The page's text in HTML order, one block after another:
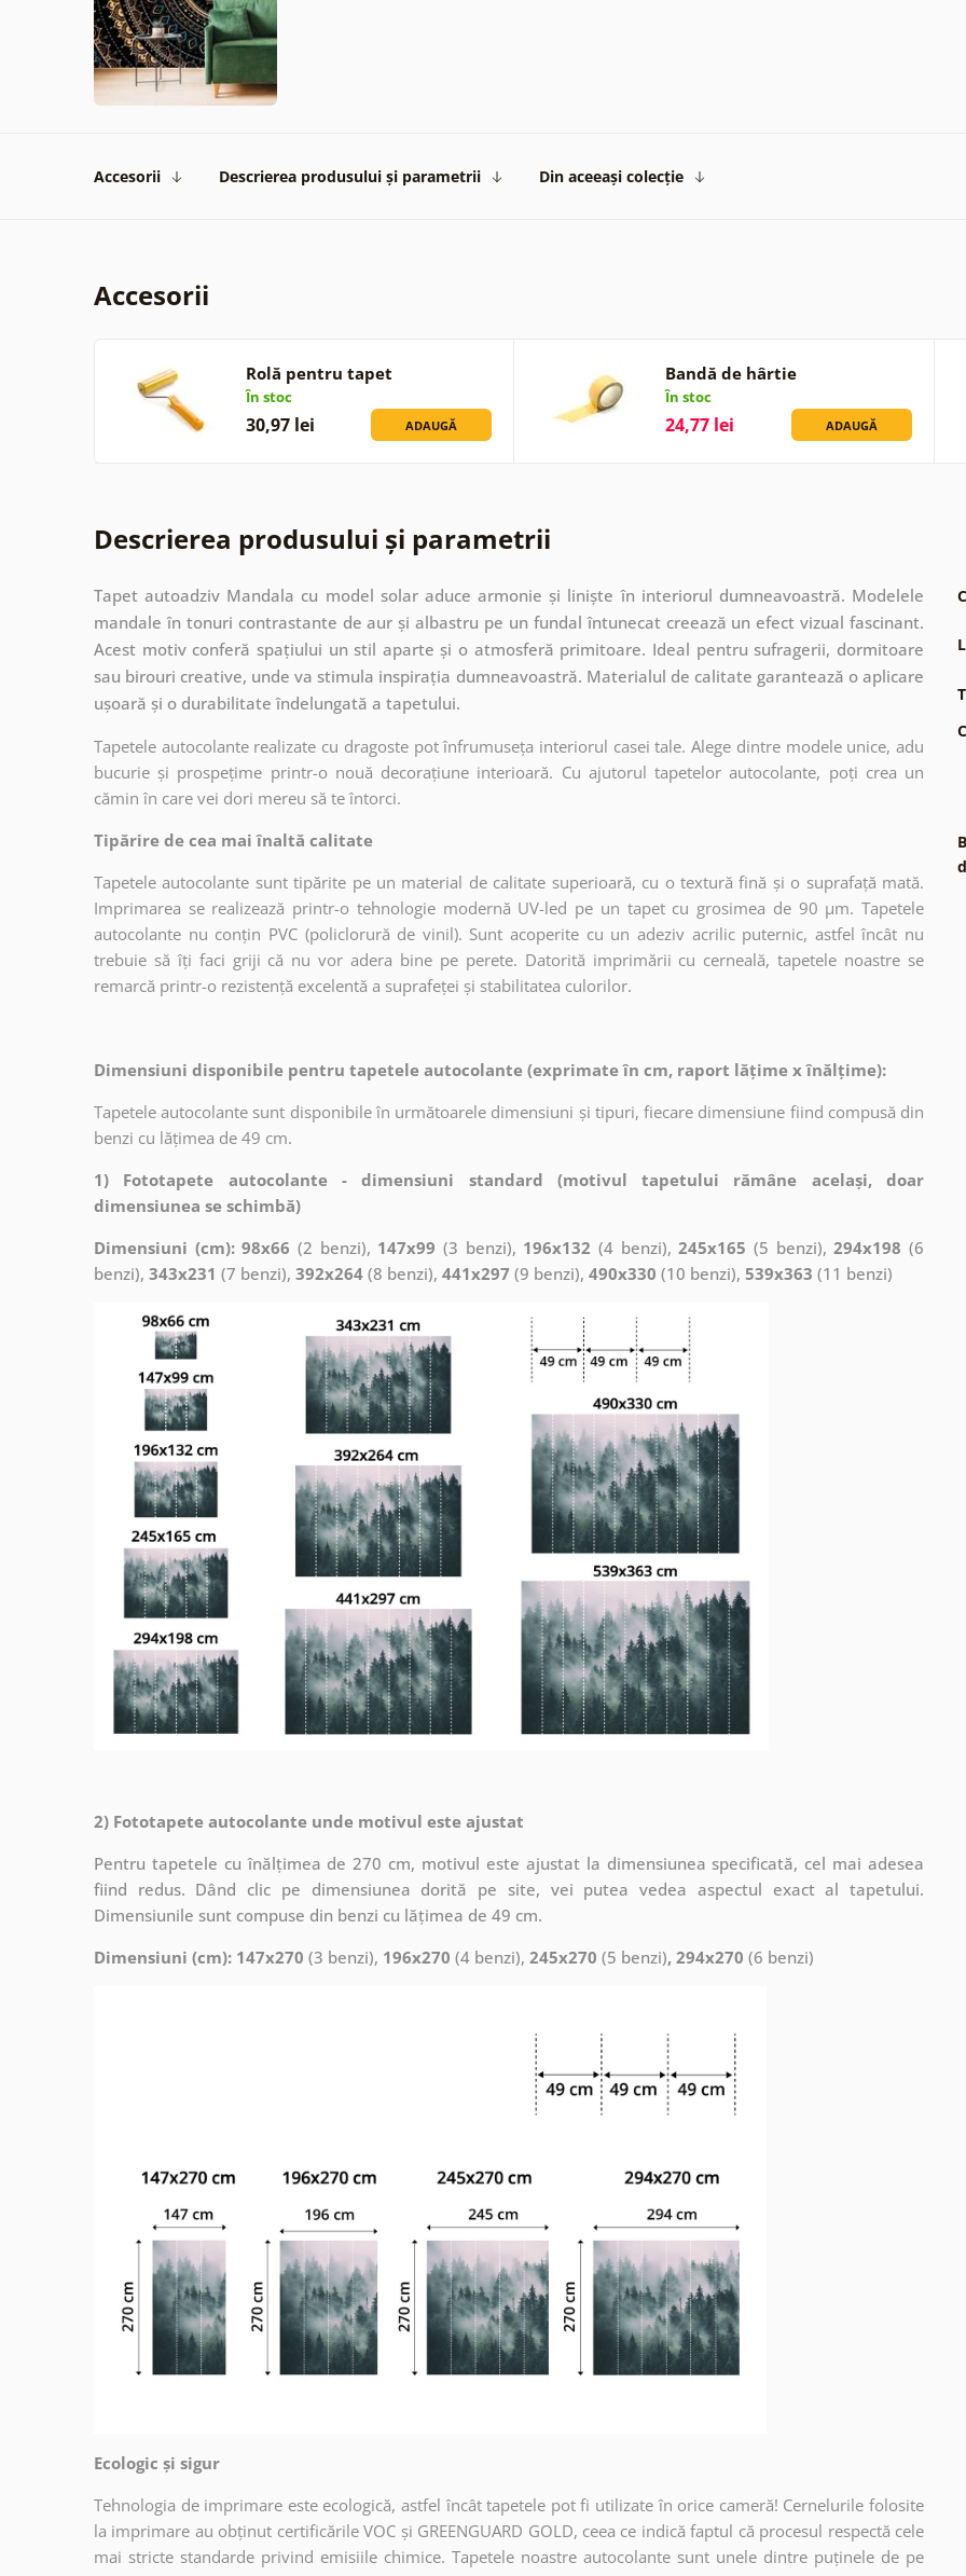
Accesorii Descrierea produsului și parametrii Din aceeași colecție
Accesorii
Rolă pentru tapet
În stoc
30,97 lei ADAUGĂ
Bandă de hârtie
În stoc
24,77 lei ADAUGĂ
Descrierea produsului și parametrii
Tapet autoadziv Mandala cu model solar aduce armonie și liniște în interiorul dumneavoastră. Modelele
mandale în tonuri contrastante de aur și albastru pe un fundal întunecat creează un efect vizual fascinant.
Acest motiv conferă spațiului un stil aparte și o atmosferă primitoare. Ideal pentru sufragerii, dormitoare
sau birouri creative, unde va stimula inspirația dumneavoastră. Materialul de calitate garantează o aplicare
ușoară și o durabilitate îndelungată a tapetului.
Tapetele autocolante realizate cu dragoste pot înfrumuseța interiorul casei tale. Alege dintre modele unice, adu
bucurie și prospețime printr-o nouă decorațiune interioară. Cu ajutorul tapetelor autocolante, poți crea un
cămin în care vei dori mereu să te întorci.
Tipărire de cea mai înaltă calitate
Tapetele autocolante sunt tipărite pe un material de calitate superioară, cu o textură fină și o suprafață mată.
Imprimarea se realizează printr-o tehnologie modernă UV-led pe un tapet cu grosimea de 90 µm. Tapetele
autocolante nu conțin PVC (policlorură de vinil). Sunt acoperite cu un adeziv acrilic puternic, astfel încât nu
trebuie să îți faci griji că nu vor adera bine pe perete. Datorită imprimării cu cerneală, tapetele noastre se
remarcă printr-o rezistență excelentă a suprafeței și stabilitatea culorilor.
Dimensiuni disponibile pentru tapetele autocolante (exprimate în cm, raport lățime x înălțime):
Tapetele autocolante sunt disponibile în următoarele dimensiuni și tipuri, fiecare dimensiune fiind compusă din
benzi cu lățimea de 49 cm.
1) Fototapete autocolante - dimensiuni standard (motivul tapetului rămâne același, doar
dimensiunea se schimbă)
Dimensiuni (cm): 98x66 (2 benzi), 147x99 (3 benzi), 196x132 (4 benzi),245x165 (5 benzi),294x198 (6
benzi), 343x231 (7 benzi), 392x264 (8 benzi), 441x297 (9 benzi), 490x330 (10 benzi), 539x363 (11 benzi)
2) Fototapete autocolante unde motivul este ajustat
Pentru tapetele cu înălțimea de 270 cm, motivul este ajustat la dimensiunea specificată, cel mai adesea
fiind redus. Dând clic pe dimensiunea dorită pe site, vei putea vedea aspectul exact al tapetului.
Dimensiunile sunt compuse din benzi cu lățimea de 49 cm.
Dimensiuni (cm): 147x270 (3 benzi), 196x270 (4 benzi), 245x270 (5 benzi), 294x270 (6 benzi)
Ecologic și sigur
Tehnologia de imprimare este ecologică, astfel încât tapetele pot fi utilizate în orice cameră! Cernelurile folosite
la imprimare au obținut certificările VOC și GREENGUARD GOLD, ceea ce indică faptul că procesul respectă cele
mai stricte standarde privind emisiile chimice. Tapetele noastre autocolante sunt unele dintre puținele de pe